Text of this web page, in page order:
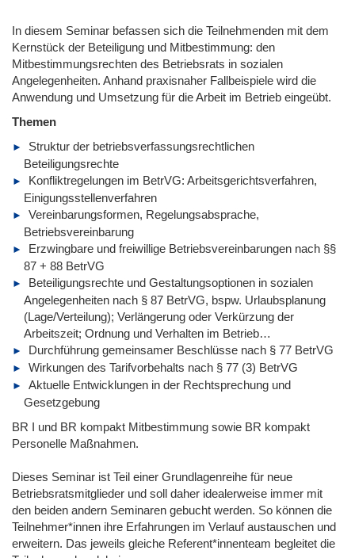
In diesem Seminar befassen sich die Teilnehmenden mit dem
Kernstück der Beteiligung und Mitbestimmung: den
Mitbestimmungsrechten des Betriebsrats in sozialen
Angelegenheiten. Anhand praxisnaher Fallbeispiele wird die
Anwendung und Umsetzung für die Arbeit im Betrieb eingeübt.
Themen
Struktur der betriebsverfassungsrechtlichen
Beteiligungsrechte
Konfliktregelungen im BetrVG: Arbeitsgerichtsverfahren,
Einigungsstellenverfahren
Vereinbarungsformen, Regelungsabsprache,
Betriebsvereinbarung
Erzwingbare und freiwillige Betriebsvereinbarungen nach §§
87 + 88 BetrVG
Beteiligungsrechte und Gestaltungsoptionen in sozialen
Angelegenheiten nach § 87 BetrVG, bspw. Urlaubsplanung
(Lage/Verteilung); Verlängerung oder Verkürzung der
Arbeitszeit; Ordnung und Verhalten im Betrieb…
Durchführung gemeinsamer Beschlüsse nach § 77 BetrVG
Wirkungen des Tarifvorbehalts nach § 77 (3) BetrVG
Aktuelle Entwicklungen in der Rechtsprechung und
Gesetzgebung
BR I und BR kompakt Mitbestimmung sowie BR kompakt
Personelle Maßnahmen.
Dieses Seminar ist Teil einer Grundlagenreihe für neue
Betriebsratsmitglieder und soll daher idealerweise immer mit
den beiden andern Seminaren gebucht werden. So können die
Teilnehmer*innen ihre Erfahrungen im Verlauf austauschen und
erweitern. Das jeweils gleiche Referent*innenteam begleitet die